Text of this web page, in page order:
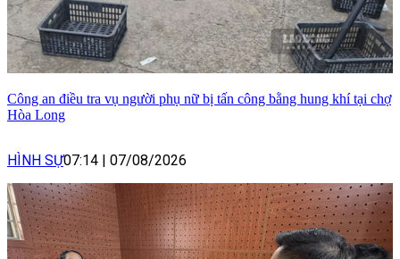
Công an điều tra vụ người phụ nữ bị tấn công bằng hung khí tại chợ
Hòa Long
HÌNH SỰ07:14 | 07/08/2026